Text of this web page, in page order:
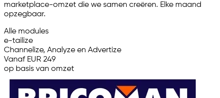
marketplace-omzet die we samen creëren. Elke maand
opzegbaar.
Alle modules
e-tailize
Channelize, Analyze en Advertize
Vanaf EUR 249
op basis van omzet